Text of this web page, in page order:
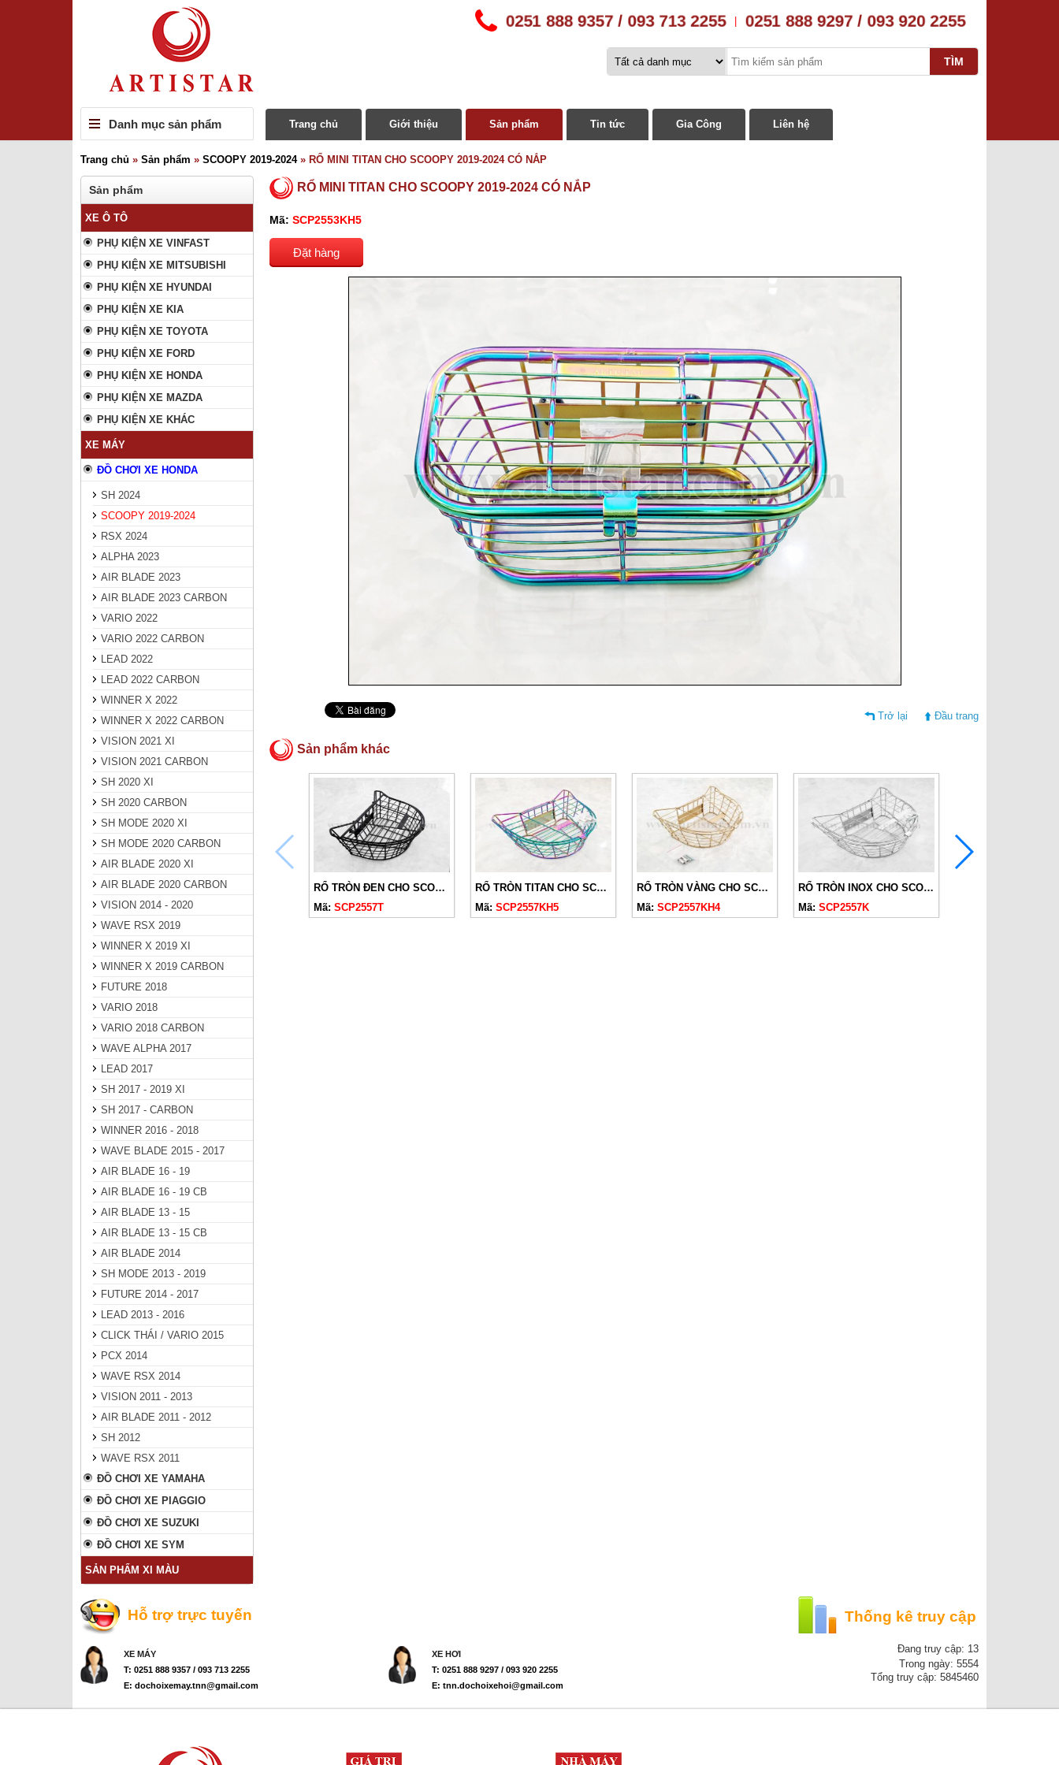
0251 888 9357 / 093 713 2255 0251 888 9297 / 093 920 2255
Danh mục sản phẩm Trang chủ Giới thiệu Sản phẩm Tin tức Gia Công Liên hệ
Trang chủ » Sản phẩm » SCOOPY 2019-2024» RỔ MINI TITAN CHO SCOOPY 2019-2024 CÓ NẮP
Sản phẩm
XE Ô TÔ
PHỤ KIỆN XE VINFAST
PHỤ KIỆN XE MITSUBISHI
PHỤ KIỆN XE HYUNDAI
PHỤ KIỆN XE KIA
PHỤ KIỆN XE TOYOTA
PHỤ KIỆN XE FORD
PHỤ KIỆN XE HONDA
PHỤ KIỆN XE MAZDA
PHỤ KIỆN XE KHÁC
XE MÁY
ĐỒ CHƠI XE HONDA
SH 2024
SCOOPY 2019-2024
RSX 2024
ALPHA 2023
AIR BLADE 2023
AIR BLADE 2023 CARBON
VARIO 2022
VARIO 2022 CARBON
LEAD 2022
LEAD 2022 CARBON
WINNER X 2022
WINNER X 2022 CARBON
VISION 2021 XI
VISION 2021 CARBON
SH 2020 XI
SH 2020 CARBON
SH MODE 2020 XI
SH MODE 2020 CARBON
AIR BLADE 2020 XI
AIR BLADE 2020 CARBON
VISION 2014 - 2020
WAVE RSX 2019
WINNER X 2019 XI
WINNER X 2019 CARBON
FUTURE 2018
VARIO 2018
VARIO 2018 CARBON
WAVE ALPHA 2017
LEAD 2017
SH 2017 - 2019 XI
SH 2017 - CARBON
WINNER 2016 - 2018
WAVE BLADE 2015 - 2017
AIR BLADE 16 - 19
AIR BLADE 16 - 19 CB
AIR BLADE 13 - 15
AIR BLADE 13 - 15 CB
AIR BLADE 2014
SH MODE 2013 - 2019
FUTURE 2014 - 2017
LEAD 2013 - 2016
CLICK THÁI / VARIO 2015
PCX 2014
WAVE RSX 2014
VISION 2011 - 2013
AIR BLADE 2011 - 2012
SH 2012
WAVE RSX 2011
ĐỒ CHƠI XE YAMAHA
ĐỒ CHƠI XE PIAGGIO
ĐỒ CHƠI XE SUZUKI
ĐỒ CHƠI XE SYM
SẢN PHẨM XI MÀU
RỔ MINI TITAN CHO SCOOPY 2019-2024 CÓ NẮP
Mã: SCP2553KH5
Đặt hàng
Trở lại Đầu trang
Sản phẩm khác
RỔ TRÒN ĐEN CHO SCOOPY 2019-2024 CÓ NẮP
Mã: SCP2557T
RỔ TRÒN TITAN CHO SCOOPY 2019-2024 CÓ NẮP
Mã: SCP2557KH5
RỔ TRÒN VÀNG CHO SCOOPY 2019-2024 CÓ NẮP
Mã: SCP2557KH4
RỔ TRÒN INOX CHO SCOOPY 2019-2024 CÓ NẮP
Mã: SCP2557K
Hỗ trợ trực tuyến
XE MÁY
T: 0251 888 9357 / 093 713 2255
E: dochoixemay.tnn@gmail.com
XE HƠI
T: 0251 888 9297 / 093 920 2255
E: tnn.dochoixehoi@gmail.com
Thống kê truy cập
Đang truy cập: 13
Trong ngày: 5554
Tổng truy cập: 5845460